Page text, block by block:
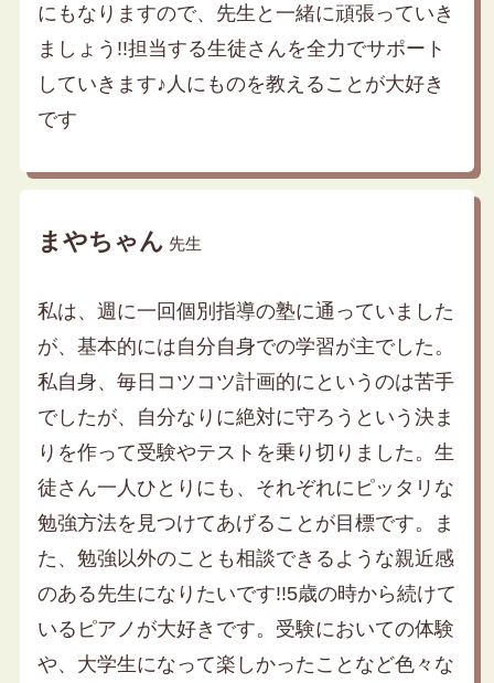
にもなりますので、先生と一緒に頑張っていき
ましょう!!担当する生徒さんを全力でサポート
していきます♪人にものを教えることが大好き
です
まやちゃん 先生
私は、週に一回個別指導の塾に通っていました
が、基本的には自分自身での学習が主でした。
私自身、毎日コツコツ計画的にというのは苦手
でしたが、自分なりに絶対に守ろうという決ま
りを作って受験やテストを乗り切りました。生
徒さん一人ひとりにも、それぞれにピッタリな
勉強方法を見つけてあげることが目標です。ま
た、勉強以外のことも相談できるような親近感
のある先生になりたいです!!5歳の時から続けて
いるピアノが大好きです。受験においての体験
や、大学生になって楽しかったことなど色々な